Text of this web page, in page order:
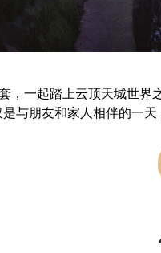
，一起踏上云顶天城世
与朋友和家人相伴的一